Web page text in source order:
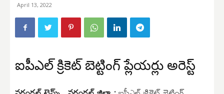
April 13, 2022
ఐపీఎల్ క్రికెట్ బెట్టింగ్ ప్లేయర్లు అరెస్ట్